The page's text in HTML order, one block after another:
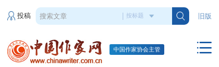
旧版
投稿
中国作家协会主管